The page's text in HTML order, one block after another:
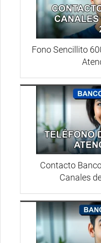
Fono Sencillito
Contacto
Canales